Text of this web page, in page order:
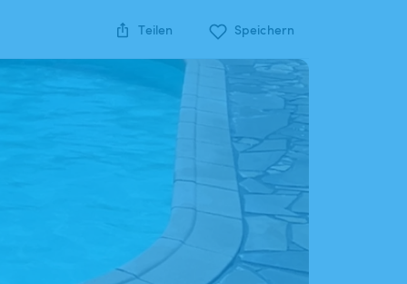
Teilen Speichern